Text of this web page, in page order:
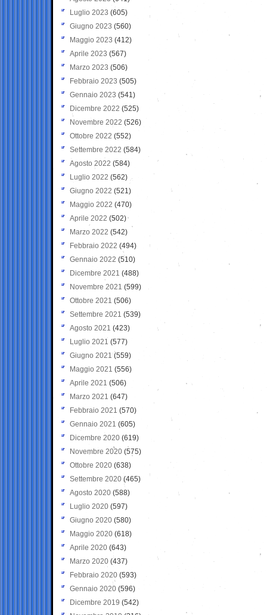
Luglio 2023 (605)
Giugno 2023 (560)
Maggio 2023 (412)
Aprile 2023 (567)
Marzo 2023 (506)
Febbraio 2023 (505)
Gennaio 2023 (541)
Dicembre 2022 (525)
Novembre 2022 (526)
Ottobre 2022 (552)
Settembre 2022 (584)
Agosto 2022 (584)
Luglio 2022 (562)
Giugno 2022 (521)
Maggio 2022 (470)
Aprile 2022 (502)
Marzo 2022 (542)
Febbraio 2022 (494)
Gennaio 2022 (510)
Dicembre 2021 (488)
Novembre 2021 (599)
Ottobre 2021 (506)
Settembre 2021 (539)
Agosto 2021 (423)
Luglio 2021 (577)
Giugno 2021(559)
Maggio 2021 (556)
Aprile 2021 (506)
Marzo 2021 (647)
Febbraio 2021 (570)
Gennaio 2021 (605)
Dicembre 2020 (619)
Novembre 2020 (575)
Ottobre 2020 (638)
Settembre 2020(465)
Agosto 2020 (588)
Luglio 2020 (597)
Giugno 2020 (580)
Maggio 2020 (618)
Aprile 2020 (643)
Marzo 2020 (437)
Febbraio 2020 (593)
Gennaio 2020 (596)
Dicembre 2019 (542)